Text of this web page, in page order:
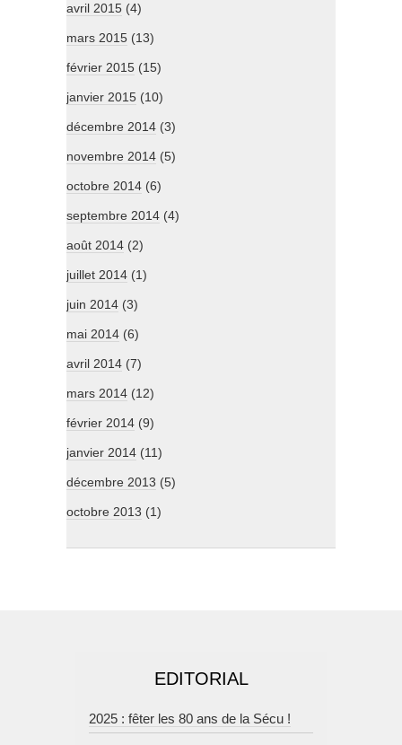
avril 2015 (4)
mars 2015 (13)
février 2015 (15)
janvier 2015 (10)
décembre 2014 (3)
novembre 2014 (5)
octobre 2014 (6)
septembre 2014 (4)
août 2014 (2)
juillet 2014 (1)
juin 2014 (3)
mai 2014 (6)
avril 2014 (7)
mars 2014 (12)
février 2014 (9)
janvier 2014 (11)
décembre 2013 (5)
octobre 2013 (1)
EDITORIAL
2025 : fêter les 80 ans de la Sécu !